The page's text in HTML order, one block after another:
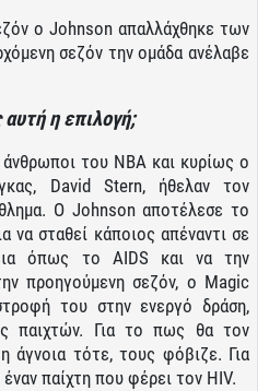
ο Johnson απαλλάχθηκε των
σεζόν την ομάδα ανέλαβε
αυτή η επιλογή;
άνθρωποι του ΝΒΑ και κυρίως ο
David Stern, ήθελαν τον
Ο Johnson αποτέλεσε το
να σταθεί κάποιος απέναντι σε
όπως το AIDS και να την
προηγούμενη σεζόν, ο Magic
του στην ενεργό δράση,
παιχτών. Για το πως θα τον
άγνοια τότε, τους φόβιζε. Για
παίχτη που φέρει τον HIV.